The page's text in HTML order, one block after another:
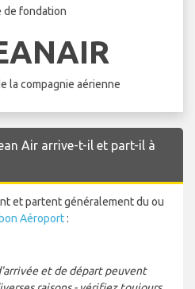
de fondation
la compagnie aérienne
Air arrive-t-il et part-il à
et partent généralement du ou
Aéroport:
et de départ peuvent